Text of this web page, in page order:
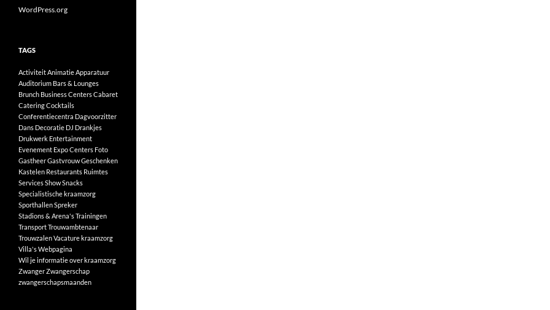
WordPress.org
TAGS
ActiviteitAnimatieApparatuur
Auditorium Bars & Lounges
Brunch Business CentersCabaret
CateringCocktails
Conferentiecentra Dagvoorzitter
Dans Decoratie DJ Drankjes
Drukwerk Entertainment
Evenement Expo Centers Foto
GastheerGastvrouwGeschenken
Kastelen Restaurants Ruimtes
ServicesShowSnacks
Specialistische kraamzorg
SporthallenSpreker
Stadions & Arena'sTrainingen
TransportTrouwambtenaar
TrouwzalenVacature kraamzorg
Villa'sWebpagina
Wil je informatie over kraamzorg
ZwangerZwangerschap
zwangerschapsmaanden